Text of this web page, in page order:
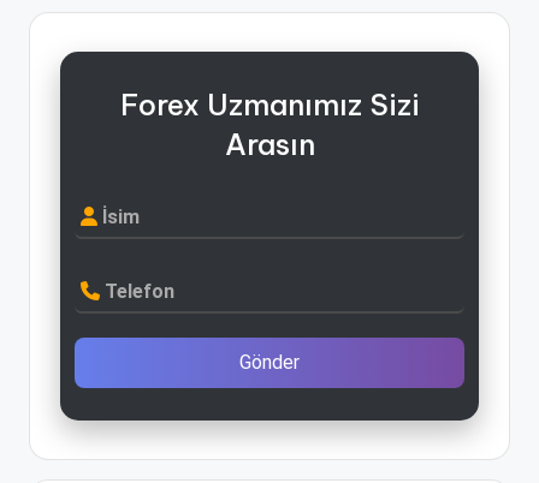
Forex Uzmanımız Sizi
Arasın
İsim
Telefon
Gönder